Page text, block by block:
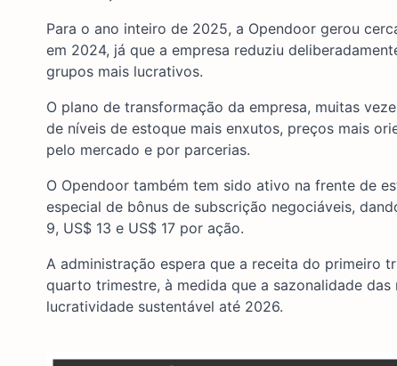
Para o ano inteiro de 2025, a Opendoor gerou
em 2024, já que a empresa reduziu
grupos mais lucrativos.
O plano de transformação da empresa, muitas
de níveis de estoque mais enxutos, preços mais
pelo mercado e por parcerias.
O Opendoor também tem sido ativo na frente de
especial de bônus de subscrição negociáveis,
9, US$ 13 e US$ 17 por ação.
A administração espera que a receita do primeiro
quarto trimestre, à medida que a sazonalidade
lucratividade sustentável até 2026.